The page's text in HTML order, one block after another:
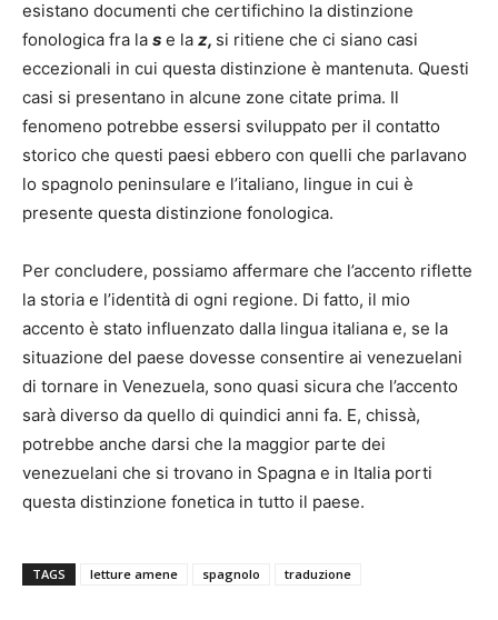
esistano documenti che certifichino la distinzione
fonologica fra la s e la z, si ritiene che ci siano casi
eccezionali in cui questa distinzione è mantenuta. Questi
casi si presentano in alcune zone citate prima. Il
fenomeno potrebbe essersi sviluppato per il contatto
storico che questi paesi ebbero con quelli che parlavano
lo spagnolo peninsulare e l’italiano, lingue in cui è
presente questa distinzione fonologica.
Per concludere, possiamo affermare che l’accento riflette
la storia e l’identità di ogni regione. Di fatto, il mio
accento è stato influenzato dalla lingua italiana e, se la
situazione del paese dovesse consentire ai venezuelani
di tornare in Venezuela, sono quasi sicura che l’accento
sarà diverso da quello di quindici anni fa. E, chissà,
potrebbe anche darsi che la maggior parte dei
venezuelani che si trovano in Spagna e in Italia porti
questa distinzione fonetica in tutto il paese.
TAGS letture amene spagnolo traduzione